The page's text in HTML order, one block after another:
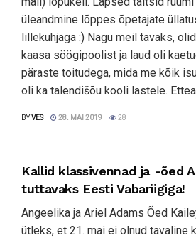
üleandmine lõppes õpetajate
lillekuhjaga :) Nagu meil tavaks,
kaasa söögipoolist ja laud oli
päraste toitudega, mida me kõik
oli ka talendišõu kooli lastele.
BYVES 28. MAI 2019 28
Kallid klassivennad ja -õed
tuttavaks Eesti Vabariigiga!
Angeelika ja Ariel Adams Õed
ütleks, et 21. mai ei olnud tavaline